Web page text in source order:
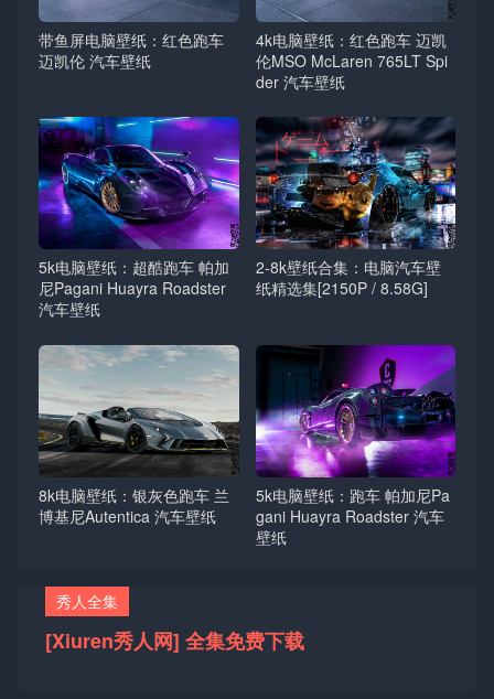
带鱼屏电脑壁纸：红色跑车
迈凯伦 汽车壁纸
4k电脑壁纸：红色跑车 迈凯
伦MSO McLaren 765LT Spi
der 汽车壁纸
5k电脑壁纸：超酷跑车 帕加
尼Pagani Huayra Roadster
汽车壁纸
2-8k壁纸合集：电脑汽车壁
纸精选集[2150P / 8.58G]
8k电脑壁纸：银灰色跑车 兰
博基尼Autentica 汽车壁纸
5k电脑壁纸：跑车 帕加尼Pa
gani Huayra Roadster 汽车
壁纸
秀人全集
[Xiuren秀人网] 全集免费下载